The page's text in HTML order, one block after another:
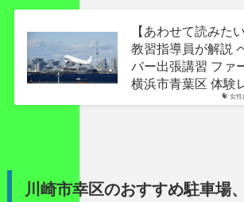
女性
【あわせて読みた
教習指導員が解説
バー出張講習 ファ
横浜市青葉区 体験
川崎市幸区のおすすめ駐車場